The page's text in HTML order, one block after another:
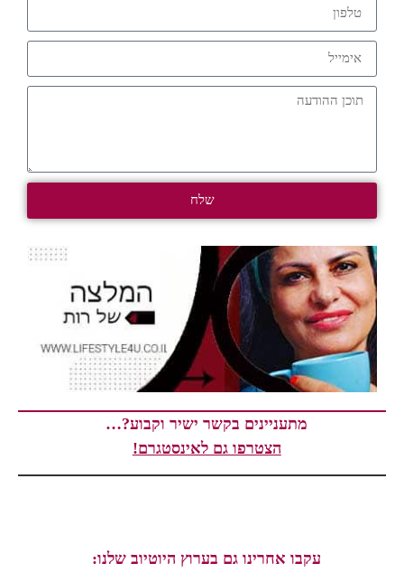
שלח
מתעניינים בקשר ישיר וקבוע?…
הצטרפו גם לאינסטגרם!
עקבו אחרינו גם בערוץ היוטיוב שלנו: